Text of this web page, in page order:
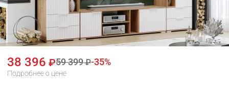
38 396 59 399 35
Подробнее о цене